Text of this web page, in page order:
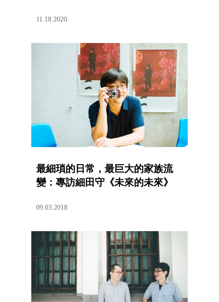
11.18.2020
最細瑣的日常，最巨大的家族流
變：專訪細田守《未來的未來》
09.03.2018